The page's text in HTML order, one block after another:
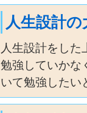
人生設計
人生設計をし
勉強していかな
いて勉強したい